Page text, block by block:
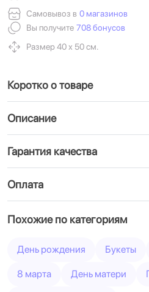
Самовывоз в 0 магазинов
Вы получите 708 бонусов
Размер 40 х 50 см.
Коротко о товаре
Описание
Гарантия качества
Оплата
Похожие по категориям
День рождения Букеты
8 марта День матери